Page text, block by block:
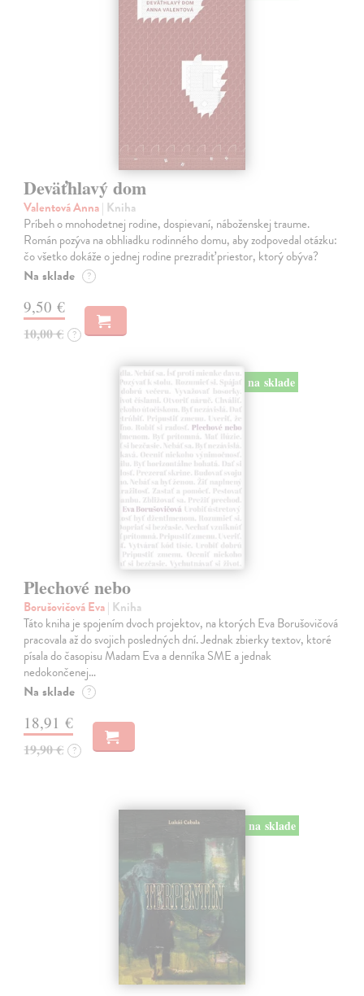
Deväťhlavý dom
Valentová Anna| Kniha
Príbeh o mnohodetnej rodine, dospievaní, náboženskej traume.
Román pozýva na obhliadku rodinného domu, aby zodpovedal otázku:
čo všetko dokáže o jednej rodine prezradiť priestor, ktorý obýva?
Na sklade ?
9,50 €
10,00 € ?
na sklade
Plechové nebo
Borušovičová Eva| Kniha
Táto kniha je spojením dvoch projektov, na ktorých Eva Borušovičová
pracovala až do svojich posledných dní. Jednak zbierky textov, ktoré
písala do časopisu Madam Eva a denníka SME a jednak
nedokončenej…
Na sklade ?
18,91 €
19,90 € ?
na sklade